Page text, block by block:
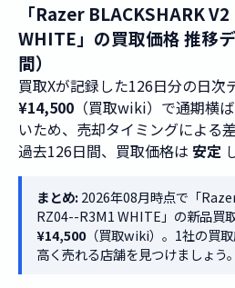
「Razer BLACKSHARK
WHITE」の買取価格 推移
間）
買取Xが記録した126日分の日次
¥14,500 （買取wiki）で通期横
いため、売却タイミングによる
過去126日間、買取価格は 安定
まとめ:2026年08月時点で「
RZ04--R3M1 WHITE」の新品買
¥14,500（買取wiki）。1社の買
高く売れる店舗を見つけましょう。